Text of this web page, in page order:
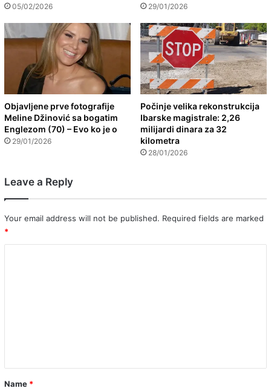
05/02/2026 29/01/2026
Objavljene prve fotografije
Meline Džinović sa bogatim
Englezom (70) – Evo ko je o
29/01/2026
Počinje velika rekonstrukcija
Ibarske magistrale: 2,26
milijardi dinara za 32
kilometra
28/01/2026
Leave a Reply
Your email address will not be published. Required fields are marked
*
*
Name *